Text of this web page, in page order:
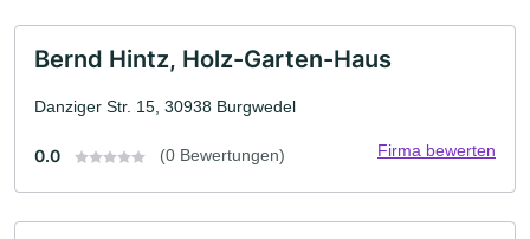
Bernd Hintz, Holz-Garten-Haus
Danziger Str. 15, 30938 Burgwedel
0.0 (0 Bewertungen) Firma bewerten